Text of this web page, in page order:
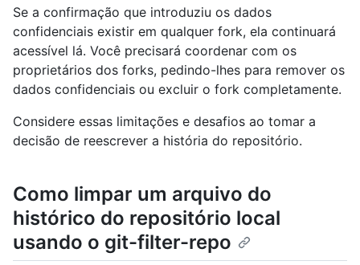
Se a confirmação que introduziu os dados
confidenciais existir em qualquer fork, ela continuará
acessível lá. Você precisará coordenar com os
proprietários dos forks, pedindo-lhes para remover os
dados confidenciais ou excluir o fork completamente.
Considere essas limitações e desafios ao tomar a
decisão de reescrever a história do repositório.
Como limpar um arquivo do
histórico do repositório local
usando o git-filter-repo